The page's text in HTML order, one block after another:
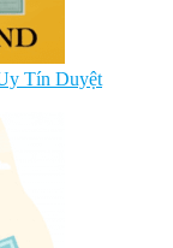
Tín Duyệt